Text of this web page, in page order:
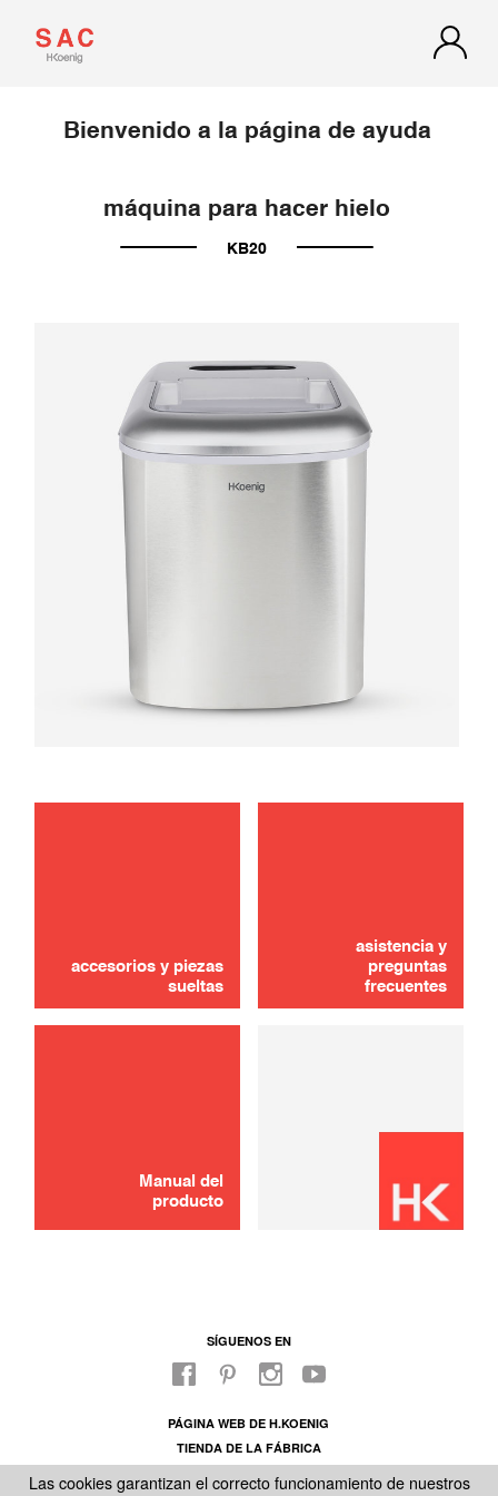
Bienvenido a la página de ayuda
máquina para hacer hielo
KB20
accesorios y piezas
sueltas
asistencia y
preguntas
frecuentes
Manual del
producto
AGOTADO 🔔
SÍGUENOS EN
PÁGINA WEB DE H.KOENIG
TIENDA DE LA FÁBRICA
Las cookies garantizan el correcto funcionamiento de nuestros